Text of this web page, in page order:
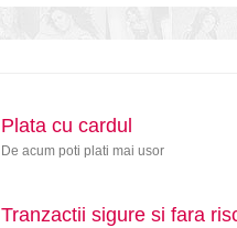
Plata cu cardul
De acum poti plati mai usor
Tranzactii sigure si fara